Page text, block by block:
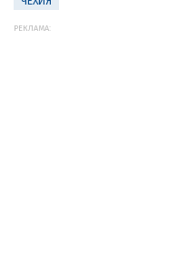
РЕКЛАМА: